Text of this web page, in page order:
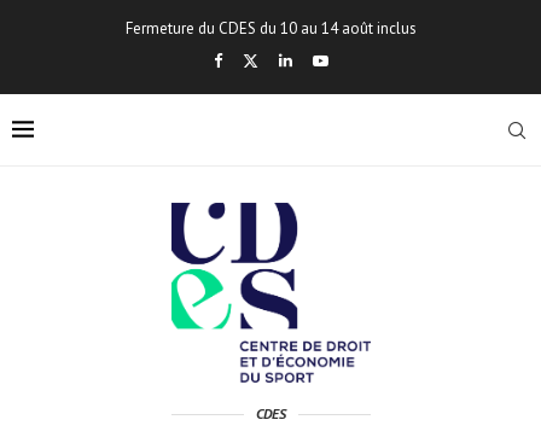
Fermeture du CDES du 10 au 14 août inclus
CDES